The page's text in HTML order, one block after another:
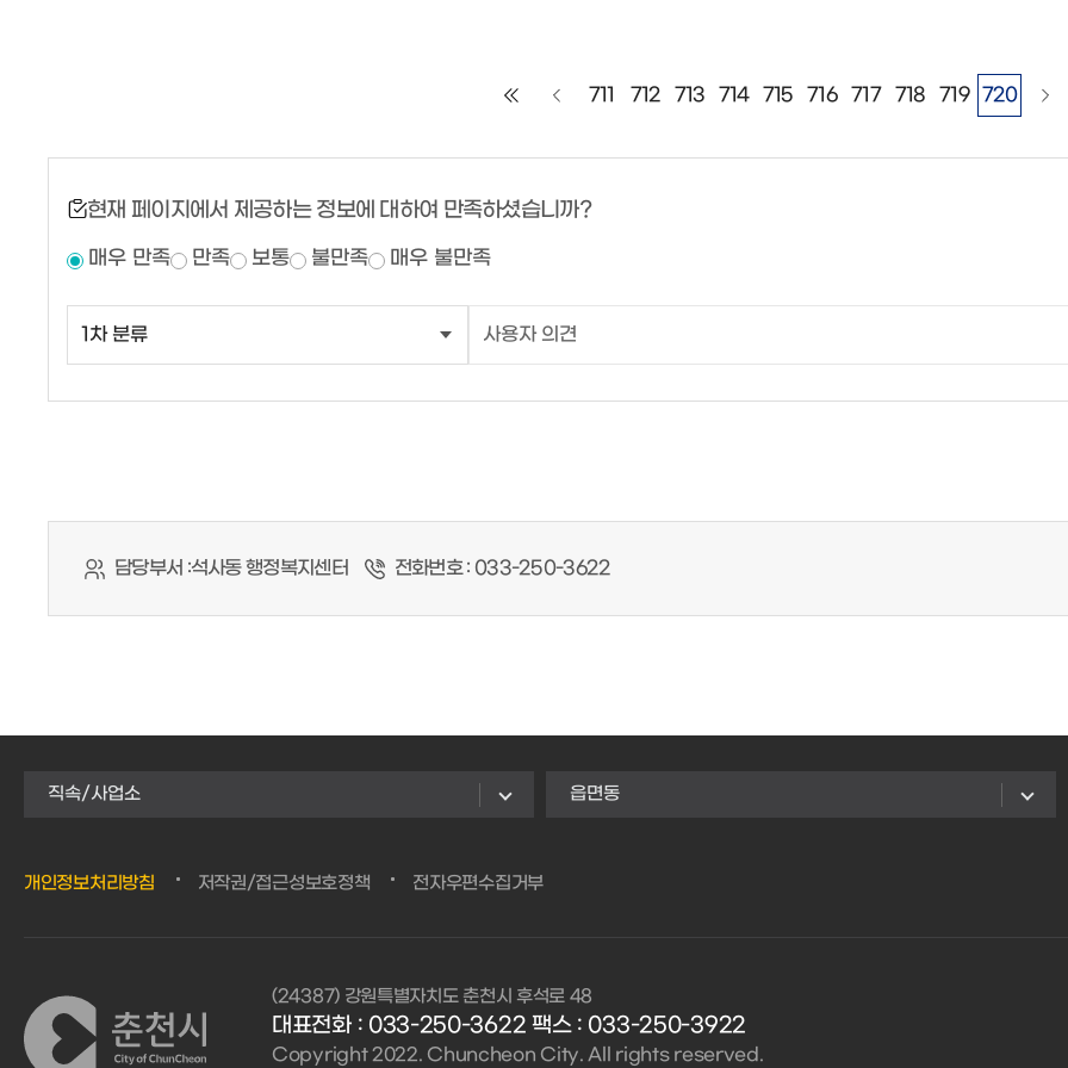
711 712 713 714 715 716 717 718 719 720
현재 페이지에서 제공하는 정보에 대하여 만족하셨습니까?
매우 만족 만족 보통 불만족 매우 불만족
담당부서 :석사동 행정복지센터 전화번호 : 033-250-3622
직속/사업소 읍면동
개인정보처리방침 저작권/접근성보호정책 전자우편수집거부
(24387) 강원특별자치도 춘천시 후석로 48
대표전화 : 033-250-3622 팩스 : 033-250-3922
Copyright 2022. Chuncheon City. All rights reserved.